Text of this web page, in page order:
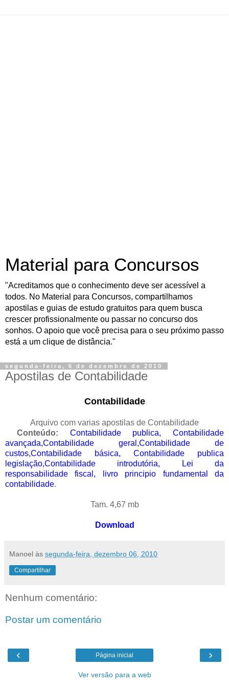
Material para Concursos
"Acreditamos que o conhecimento deve ser acessível a
todos. No Material para Concursos, compartilhamos
apostilas e guias de estudo gratuitos para quem busca
crescer profissionalmente ou passar no concurso dos
sonhos. O apoio que você precisa para o seu próximo passo
está a um clique de distância."
segunda-feira, 6 de dezembro de 2010
Apostilas de Contabilidade
Contabilidade
Arquivo com varias apostilas de Contabilidade
Conteúdo: Contabilidade publica, Contabilidade
avançada,Contabilidade geral,Contabilidade de
custos,Contabilidade básica, Contabilidade publica
legislação,Contabilidade introdutória, Lei da
responsabilidade fiscal, livro principio fundamental da
contabilidade.
Tam. 4,67 mb
Download
Manoel às segunda-feira, dezembro 06, 2010
Compartilhar
Nenhum comentário:
Postar um comentário
‹ ›
Página inicial
Ver versão para a web